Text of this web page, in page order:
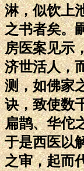
淋，似饮上
之书者矣。
房医案见示
济世活人，
测，如佛家
诀，致使数
扁鹊、华佗
于是西医以
之审，起而